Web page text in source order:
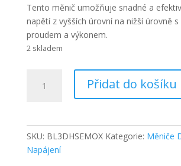
Tento měnič umožňuje snadné a
napětí z vyšších úrovní na nižší úrovně
proudem a výkonem.
2 skladem
down
Přidat do košíku
SKU: BL3DHSEMOX Kategorie: Měniče
Napájení